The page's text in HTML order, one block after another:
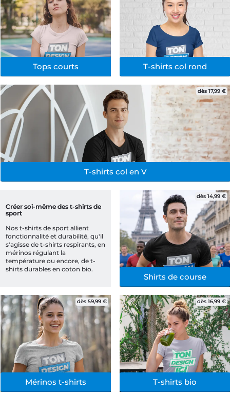
Tops courts T-shirts col rond
dès 17,99 €
T-shirts col en V
dès 59,99 €
Mérinos t-shirts
dès 16,99 €
T-shirts bio
dès 14,99 €
Shirts de course
Créer soi-même des t-shirts de
sport
Nos t-shirts de sport allient
fonctionnalité et durabilité, qu'il
s'agisse de t-shirts respirants, en
mérinos régulant la
température ou encore, de t-
shirts durables en coton bio.